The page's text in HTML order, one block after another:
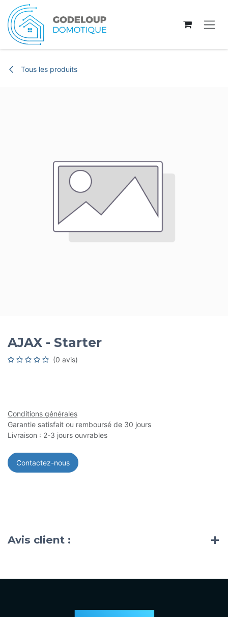
Se rendre au contenu
Tous les produits
AJAX - Starter
(0 avis)
Conditions générales
Garantie satisfait ou remboursé de 30 jours
Livraison : 2-3 jours ouvrables
Contactez-nous
Avis client :